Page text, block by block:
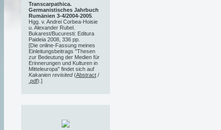
Transcarpathica.
Germanistisches Jahrbuch
Rumänien 3-4/2004-2005
Hgg. v. Andrei Corbea-Hoisie
u. Alexander Rubel.
Bukarest/Bucuresti: Editura
Paideia 2008, 336 pp.
[Die online-Fassung meines
Einleitungsbeitrags "Thesen
zur Bedeutung der Medien für
Erinnerungen und Kulturen in
Mitteleuropa" findet sich auf
Kakanien revisited(Abstract /
.pdf).]